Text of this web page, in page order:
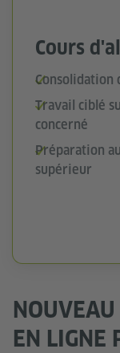
Cours
Consolidation
Travail ciblé
concerné
Préparation
supérieur
EN LIGNE